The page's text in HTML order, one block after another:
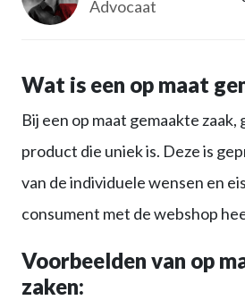
Advocaat
Wat is een op maat
Bij een op maat gemaakte zaak,
product die uniek is. Deze is
van de individuele wensen en
consument met de webshop
Voorbeelden van op
zaken: